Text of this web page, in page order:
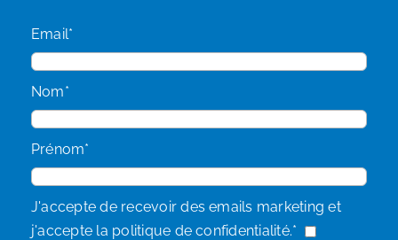
Email*
Nom*
Prénom*
J'accepte de recevoir des emails marketing et
j'accepte la politique de confidentialité.*